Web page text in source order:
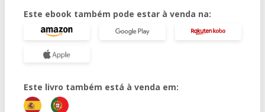
Este ebook também pode estar à venda na:
Este livro também está à venda em: